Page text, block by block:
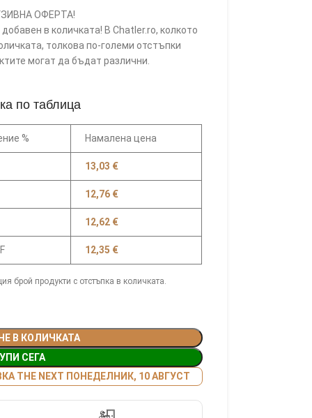
ОФЕРТА!
в количката! В Chatler.ro, колкото
толкова по-големи отстъпки
могат да бъдат различни.
по таблица
% Намалена цена
13,03 €
12,76 €
12,62 €
12,35 €
брой продукти с отстъпка в количката.
В КОЛИЧКАТА
СЕГА
THE NEXT ПОНЕДЕЛНИК, 10 АВГУСТ